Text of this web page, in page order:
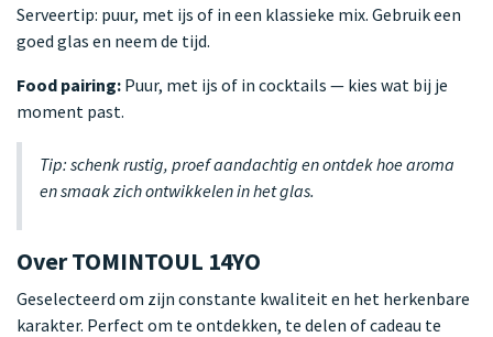
Serveertip: puur, met ijs of in een klassieke mix. Gebruik een
goed glas en neem de tijd.
Food pairing: Puur, met ijs of in cocktails — kies wat bij je
moment past.
Tip: schenk rustig, proef aandachtig en ontdek hoe aroma
en smaak zich ontwikkelen in het glas.
Over TOMINTOUL 14YO
Geselecteerd om zijn constante kwaliteit en het herkenbare
karakter. Perfect om te ontdekken, te delen of cadeau te